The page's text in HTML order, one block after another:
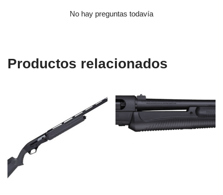
No hay preguntas todavía
Productos relacionados